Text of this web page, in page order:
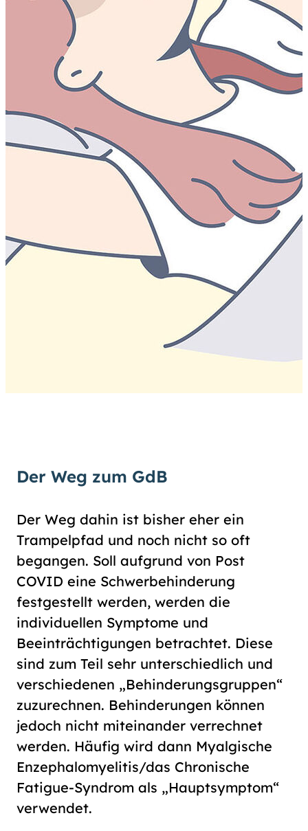
Der Weg zum GdB
Der Weg dahin ist bisher eher ein
Trampelpfad und noch nicht so oft
begangen. Soll aufgrund von Post
COVID eine Schwerbehinderung
festgestellt werden, werden die
individuellen Symptome und
Beeinträchtigungen betrachtet. Diese
sind zum Teil sehr unterschiedlich und
verschiedenen „Behinderungsgruppen“
zuzurechnen. Behinderungen können
jedoch nicht miteinander verrechnet
werden. Häufig wird dann Myalgische
Enzephalomyelitis/​das Chronische
Fatigue-Syndrom als „Hauptsymptom“
verwendet.